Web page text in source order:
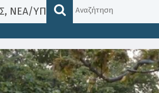
, ΝΈΑ/ΥΠΟΒΟΛΉ ΔΉΛΩΣΗΣ